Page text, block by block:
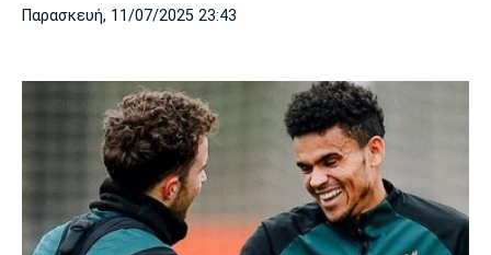
Παρασκευή, 11/07/2025 23:43